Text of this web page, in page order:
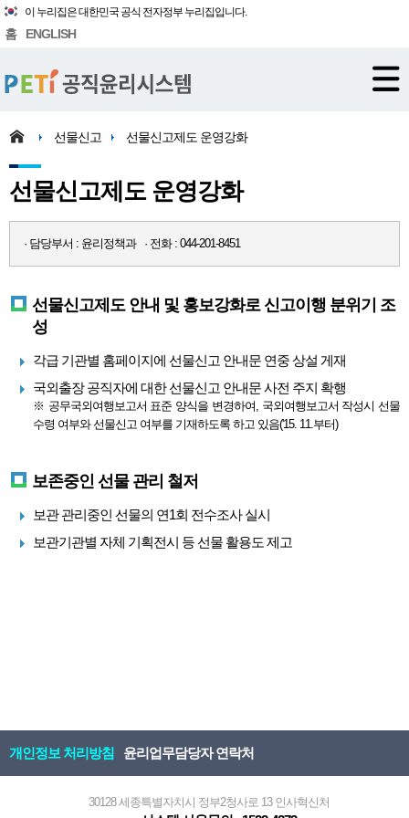
이 누리집은 대한민국 공식 전자정부 누리집입니다.
홈 ENGLISH
선물신고 선물신고제도 운영강화
선물신고제도 운영강화
· 담당부서 : 윤리정책과 · 전화 : 044-201-8451
선물신고제도 안내 및 홍보강화로 신고이행 분위기 조
성
각급 기관별 홈페이지에 선물신고 안내문 연중 상설 게재
국외출장 공직자에 대한 선물신고 안내문 사전 주지 확행
※ 공무국외여행보고서 표준 양식을 변경하여, 국외여행보고서 작성시 선물
수령 여부와 선물신고 여부를 기재하도록 하고 있음('15. 11.부터)
보존중인 선물 관리 철저
보관 관리중인 선물의 연1회 전수조사 실시
보관기관별 자체 기획전시 등 선물 활용도 제고
개인정보 처리방침 윤리업무담당자 연락처
30128 세종특별자치시 정부2청사로 13 인사혁신처